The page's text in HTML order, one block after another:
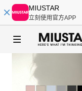
MIUSTAR
立刻使用官方APP